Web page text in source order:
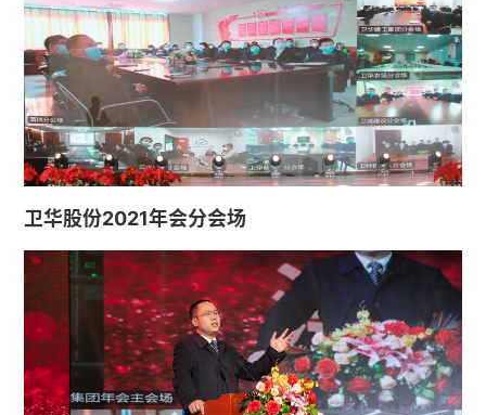
卫华股份2021年会分会场